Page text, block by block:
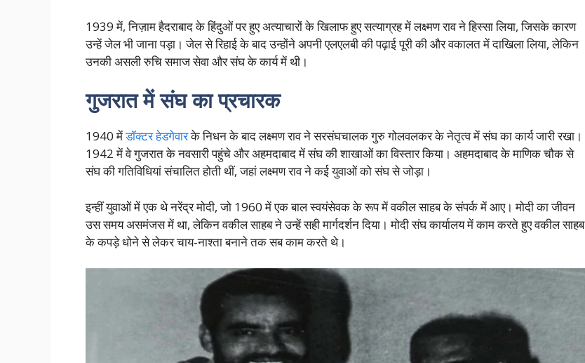
1939 में, निज़ाम हैदराबाद के हिंदुओं पर हुए अत्याचारों के खिलाफ हुए सत्याग्रह में लक्ष्मण राव ने हिस्सा लिया, जिसके कारण
उन्हें जेल भी जाना पड़ा। जेल से रिहाई के बाद उन्होंने अपनी एलएलबी की पढ़ाई पूरी की और वकालत में दाखिला लिया, लेकिन
उनकी असली रुचि समाज सेवा और संघ के कार्य में थी।
गुजरात में संघ का प्रचारक
1940 मेंडॉक्टर हेडगेवारके निधन के बाद लक्ष्मण राव ने सरसंघचालक गुरु गोलवलकर के नेतृत्व में संघ का कार्य जारी रखा।
1942 में वे गुजरात के नवसारी पहुंचे और अहमदाबाद में संघ की शाखाओं का विस्तार किया। अहमदाबाद के माणिक चौक से
संघ की गतिविधियां संचालित होती थीं, जहां लक्ष्मण राव ने कई युवाओं को संघ से जोड़ा।
इन्हीं युवाओं में एक थे नरेंद्र मोदी, जो 1960 में एक बाल स्वयंसेवक के रूप में वकील साहब के संपर्क में आए। मोदी का जीवन
उस समय असमंजस में था, लेकिन वकील साहब ने उन्हें सही मार्गदर्शन दिया। मोदी संघ कार्यालय में काम करते हुए वकील साहब
के कपड़े धोने से लेकर चाय-नाश्ता बनाने तक सब काम करते थे।